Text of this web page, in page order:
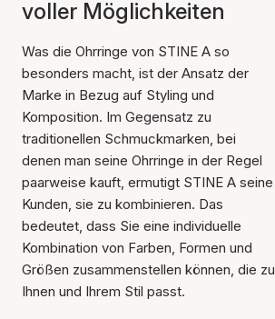
voller Möglichkeiten
Was die Ohrringe von STINE A so
besonders macht, ist der Ansatz der
Marke in Bezug auf Styling und
Komposition. Im Gegensatz zu
traditionellen Schmuckmarken, bei
denen man seine Ohrringe in der Regel
paarweise kauft, ermutigt STINE A seine
Kunden, sie zu kombinieren. Das
bedeutet, dass Sie eine individuelle
Kombination von Farben, Formen und
Größen zusammenstellen können, die zu
Ihnen und Ihrem Stil passt.